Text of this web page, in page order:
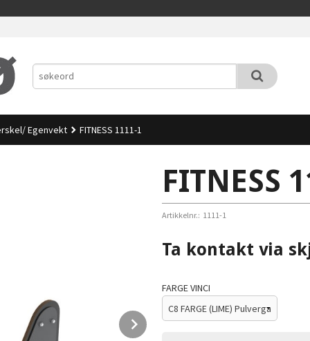
Egenvekt FITNESS 1111-1
Next
FITNESS
Artikkelnr.: 1111-1
Ta kontakt via
FARGE VINCI